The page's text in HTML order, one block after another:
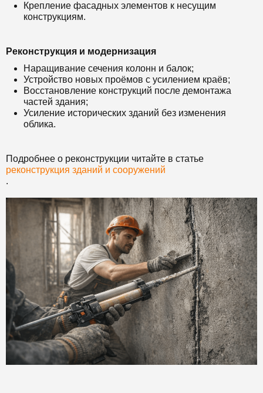
Крепление фасадных элементов к несущим
конструкциям.
Реконструкция и модернизация
Наращивание сечения колонн и балок;
Устройство новых проёмов с усилением краёв;
Восстановление конструкций после демонтажа
частей здания;
Усиление исторических зданий без изменения
облика.
Подробнее о реконструкции читайте в статье
реконструкция зданий и сооружений
.